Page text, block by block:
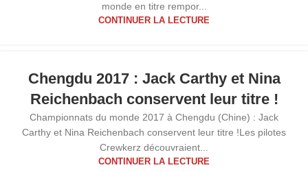
monde en titre rempor...
CONTINUER LA LECTURE
Chengdu 2017 : Jack Carthy et Nina
Reichenbach conservent leur titre !
Championnats du monde 2017 à Chengdu (Chine) : Jack
Carthy et Nina Reichenbach conservent leur titre !Les pilotes
Crewkerz découvraient...
CONTINUER LA LECTURE